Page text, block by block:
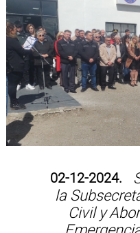
02-12-2024.
la
Civil y